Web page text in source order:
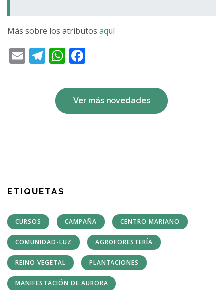
Más sobre los atributos aquí
EmailTelegram
WhatsApp
Ver más novedades
ETIQUETAS
CURSOS CAMPAÑA CENTRO MARIANO
COMUNIDAD-LUZ AGROFORESTERÍA
REINO VEGETAL PLANTACIONES
MANIFESTACIÓN DE AURORA